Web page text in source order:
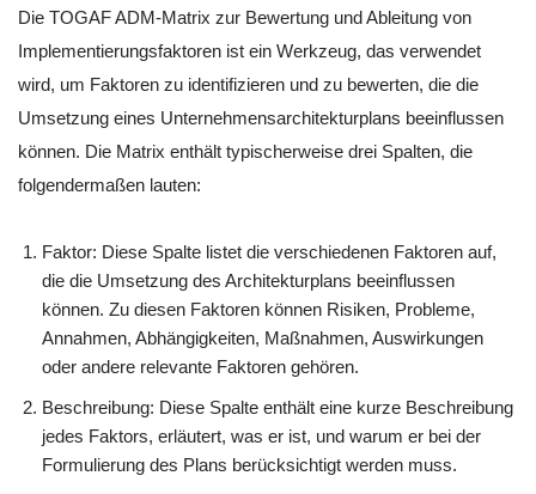
Die TOGAF ADM-Matrix zur Bewertung und Ableitung von
Implementierungsfaktoren ist ein Werkzeug, das verwendet
wird, um Faktoren zu identifizieren und zu bewerten, die die
Umsetzung eines Unternehmensarchitekturplans beeinflussen
können. Die Matrix enthält typischerweise drei Spalten, die
folgendermaßen lauten:
Faktor: Diese Spalte listet die verschiedenen Faktoren auf,
die die Umsetzung des Architekturplans beeinflussen
können. Zu diesen Faktoren können Risiken, Probleme,
Annahmen, Abhängigkeiten, Maßnahmen, Auswirkungen
oder andere relevante Faktoren gehören.
Beschreibung: Diese Spalte enthält eine kurze Beschreibung
jedes Faktors, erläutert, was er ist, und warum er bei der
Formulierung des Plans berücksichtigt werden muss.